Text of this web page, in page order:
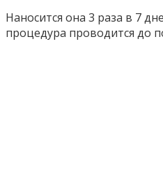
Наносится она 3 раза в 7
процедура проводится до